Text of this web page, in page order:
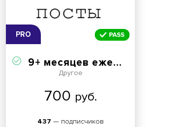
PRO
9+ месяцев ежедневно посты
Другое
700 руб.
437 — подписчиков